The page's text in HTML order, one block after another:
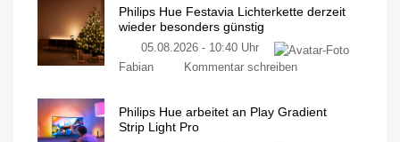
Philips Hue Festavia Lichterkette derzeit
wieder besonders günstig
05.08.2026 - 10:40 Uhr
Fabian
Kommentar schreiben
Philips Hue arbeitet an Play Gradient
Strip Light Pro